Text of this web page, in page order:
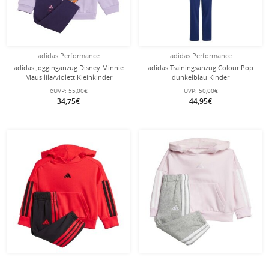
adidas Performance
adidas Jogginganzug Disney Minnie
Maus lila/violett Kleinkinder
Mädchen
eUVP: 55,00€
34,75€
adidas Performance
adidas Trainingsanzug Colour Pop
dunkelblau Kinder
UVP: 50,00€
44,95€